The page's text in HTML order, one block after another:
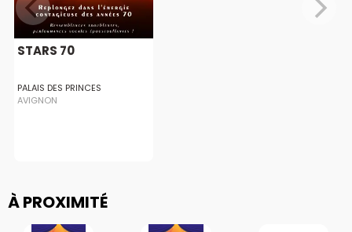
STARS 70
PALAIS DES PRINCES
AVIGNON
À PROXIMITÉ